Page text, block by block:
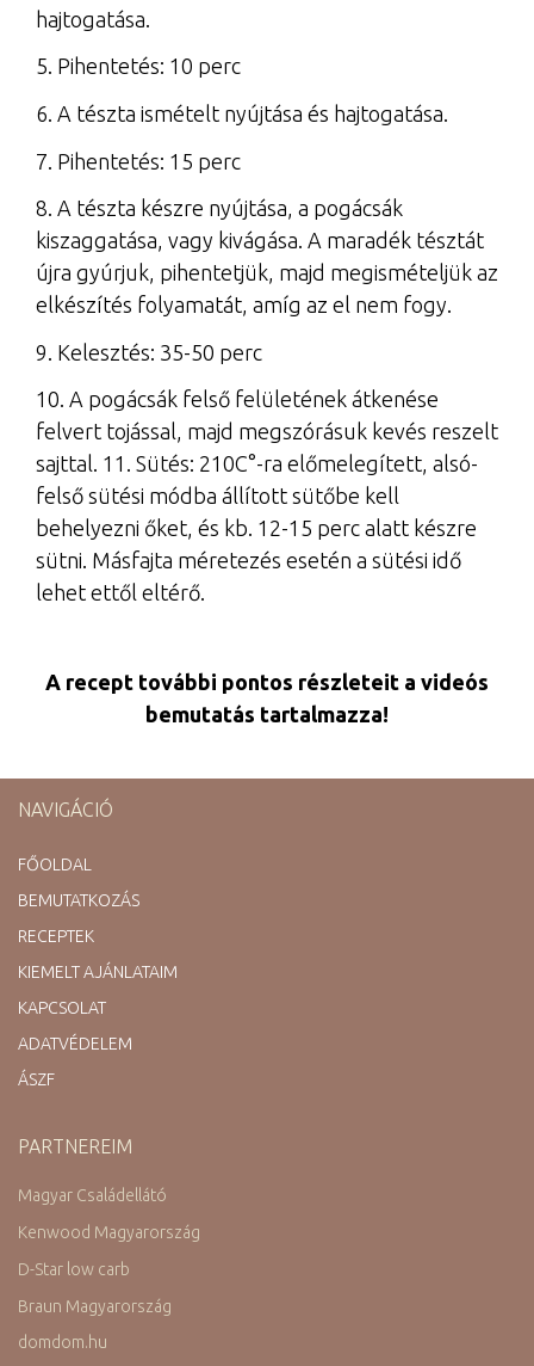
hajtogatása.
5. Pihentetés: 10 perc
6. A tészta ismételt nyújtása és hajtogatása.
7. Pihentetés: 15 perc
8. A tészta készre nyújtása, a pogácsák
kiszaggatása, vagy kivágása. A maradék tésztát
újra gyúrjuk, pihentetjük, majd megismételjük az
elkészítés folyamatát, amíg az el nem fogy.
9. Kelesztés: 35-50 perc
10. A pogácsák felső felületének átkenése
felvert tojással, majd megszórásuk kevés reszelt
sajttal. 11. Sütés: 210C°-ra előmelegített, alsó-
felső sütési módba állított sütőbe kell
behelyezni őket, és kb. 12-15 perc alatt készre
sütni. Másfajta méretezés esetén a sütési idő
lehet ettől eltérő.
A recept további pontos részleteit a videós
bemutatás tartalmazza!
NAVIGÁCIÓ
FŐOLDAL
BEMUTATKOZÁS
RECEPTEK
KIEMELT AJÁNLATAIM
KAPCSOLAT
ADATVÉDELEM
ÁSZF
PARTNEREIM
Magyar Családellátó
Kenwood Magyarország
D-Star low carb
Braun Magyarország
domdom.hu